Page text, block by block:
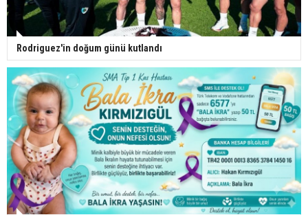
Rodriguez'in doğum günü kutlandı